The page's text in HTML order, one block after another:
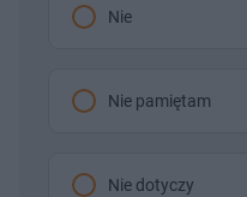
Nie
Nie pamiętam
Nie dotyczy